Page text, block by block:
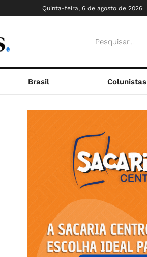
Quinta-feira, 6 de agosto de 2026
Brasil Colunistas